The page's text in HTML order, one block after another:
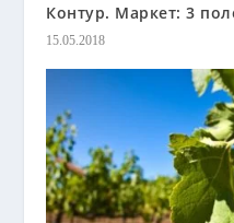
Контур. Маркет: 3
15.05.2018